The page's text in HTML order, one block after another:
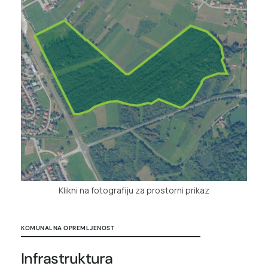
Klikni na fotografiju za prostorni prikaz
KOMUNALNA OPREMLJENOST
Infrastruktura